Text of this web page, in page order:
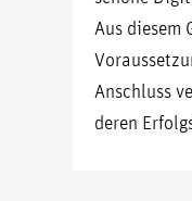
Aus diesem
Anschluss
deren